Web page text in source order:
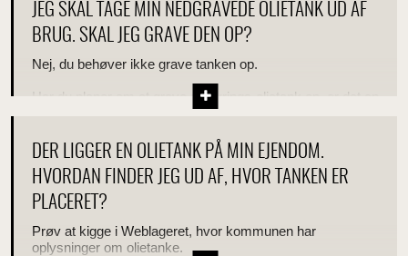
JEG SKAL TAGE MIN NEDGRAVEDE OLIETANK UD AF
BRUG. SKAL JEG GRAVE DEN OP?
Nej, du behøver ikke grave tanken op.
Har du planer om at grave din fyrings-olietank op, er det en
god ide at gøre det senest 6 måneder efter du har taget
DER LIGGER EN OLIETANK PÅ MIN EJENDOM.
HVORDAN FINDER JEG UD AF, HVOR TANKEN ER
PLACERET?
Prøv at kigge i Weblageret, hvor kommunen har
oplysninger om olietanke.